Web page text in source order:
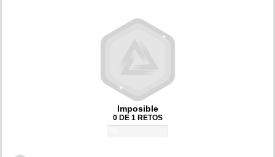
Imposible
0 DE 1 RETOS